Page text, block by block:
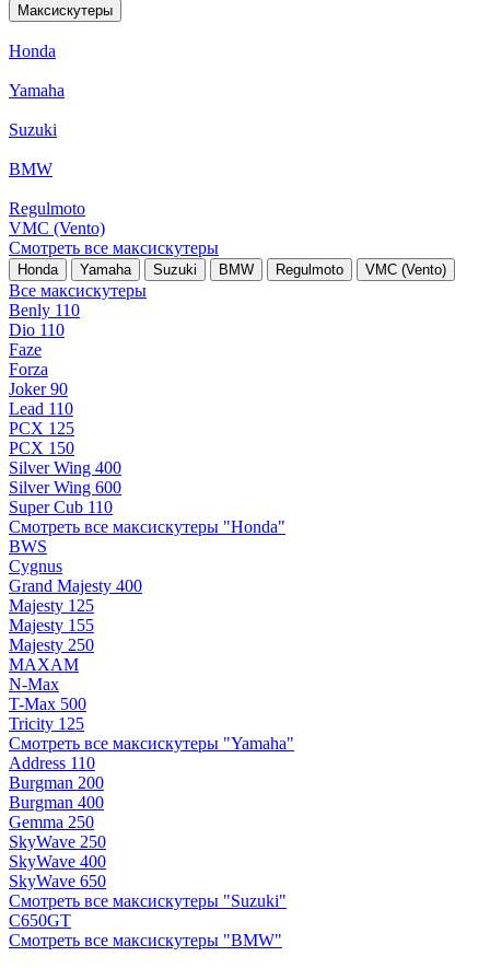
Максискутеры
Honda
Yamaha
Suzuki
BMW
Regulmoto
VMC (Vento)
Смотреть все максискутеры
Honda Yamaha Suzuki BMW Regulmoto VMC (Vento)
Все максискутеры
Benly 110
Dio 110
Faze
Forza
Joker 90
Lead 110
PCX 125
PCX 150
Silver Wing 400
Silver Wing 600
Super Cub 110
Смотреть все максискутеры "Honda"
BWS
Cygnus
Grand Majesty 400
Majesty 125
Majesty 155
Majesty 250
MAXAM
N-Max
T-Max 500
Tricity 125
Смотреть все максискутеры "Yamaha"
Address 110
Burgman 200
Burgman 400
Gemma 250
SkyWave 250
SkyWave 400
SkyWave 650
Смотреть все максискутеры "Suzuki"
C650GT
Смотреть все максискутеры "BMW"